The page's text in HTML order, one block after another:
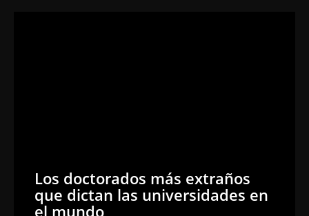
Los doctorados más extraños
que dictan las universidades en
el mundo